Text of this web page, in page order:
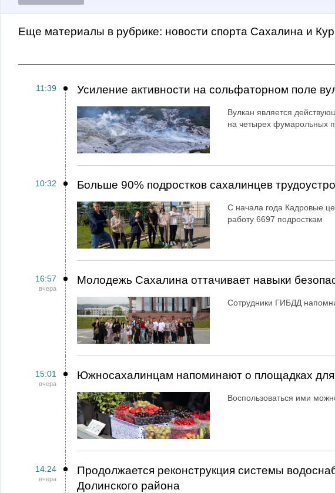
Еще материалы в рубрике: Новости спорта Сахалина и
11:39 Усиление активности на сольфаторном поле
Вулкан является
на четырех фумарольных
10:32 Больше 90% подростков сахалинцев
С начала года Кадровые
работу 6697 подросткам
16:57
вчера
Молодежь Сахалина оттачивает навыки
Сотрудники ГИБДД
15:01
вчера
Южносахалинцам напоминают о площадках
Воспользоваться ими
14:24
вчера
Продолжается реконструкция системы
Долинского района